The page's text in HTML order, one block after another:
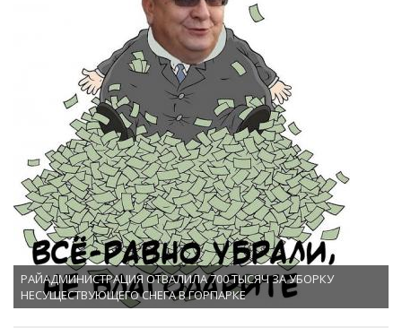
РАЙАДМИНИСТРАЦИЯ ОТВАЛИЛА 700 ТЫСЯЧ ЗА УБОРКУ
НЕСУЩЕСТВУЮЩЕГО СНЕГА В ГОРПАРКЕ